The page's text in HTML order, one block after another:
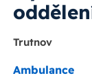
Trutnov
Ambulance